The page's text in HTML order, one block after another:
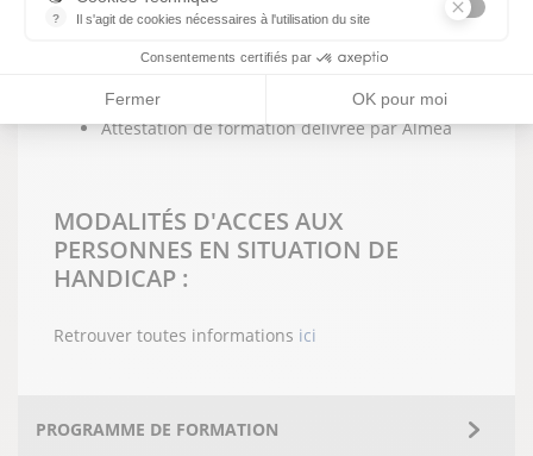
? Il s'agit de cookies nécessaires à l'utilisation du site
Consentements certifiés par
Fermer OK pour moi
ACQUIS :
Evaluation de fin de formation
Attestation de formation délivrée par Alméa
MODALITÉS D'ACCES AUX
PERSONNES EN SITUATION DE
HANDICAP :
Retrouver toutes informations ici
PROGRAMME DE FORMATION